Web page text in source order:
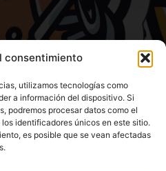
consentimiento
utilizamos tecnologías como
a información del dispositivo. Si
podremos procesar datos como el
identificadores únicos en este sitio.
es posible que se vean afectadas